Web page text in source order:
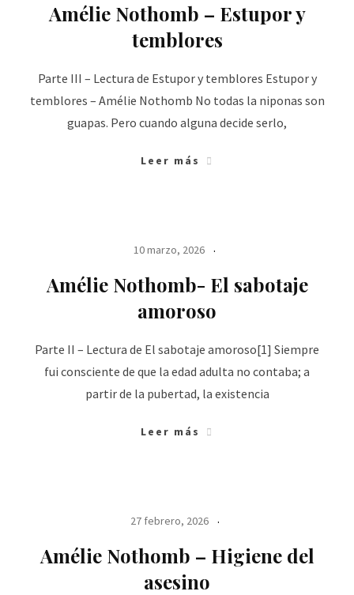
Amélie Nothomb – Estupor y
temblores
Parte III – Lectura de Estupor y temblores Estupor y
temblores – Amélie Nothomb No todas la niponas son
guapas. Pero cuando alguna decide serlo,
Leer más
10 marzo, 2026
Amélie Nothomb- El sabotaje
amoroso
Parte II – Lectura de El sabotaje amoroso[1] Siempre
fui consciente de que la edad adulta no contaba; a
partir de la pubertad, la existencia
Leer más
27 febrero, 2026
Amélie Nothomb – Higiene del
asesino